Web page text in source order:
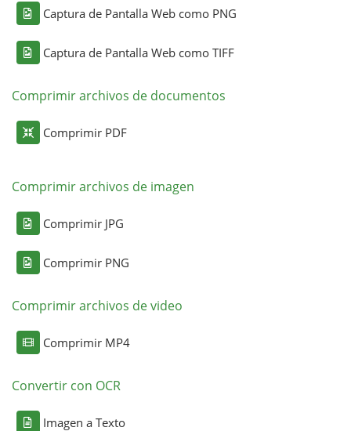
Captura de Pantalla Web como PNG
Captura de Pantalla Web como TIFF
Comprimir archivos de documentos
Comprimir PDF
Comprimir archivos de imagen
Comprimir JPG
Comprimir PNG
Comprimir archivos de video
Comprimir MP4
Convertir con OCR
Imagen a Texto